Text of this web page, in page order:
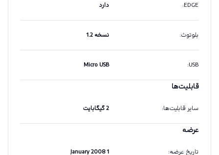
EDGE
: دارد
بلوتوث: نسخه 1.2
USB
:
Micro USB
قابلیت‌ها
سایر قابلیت‌ها: 2 گیگابایت
عرضه
تاریخ عرضه:
1 January 2008